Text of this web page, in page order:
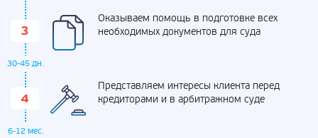
30-45 дн.
Оказываем помощь в подготовке всех
необходимых документов для суда
6-12 мес.
Представляем интересы клиента перед
кредиторами и в арбитражном суде